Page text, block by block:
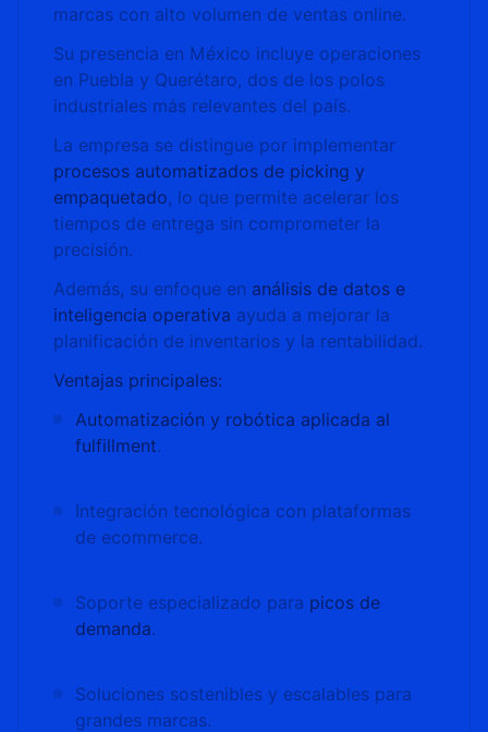
marcas con alto volumen de ventas online.
Su presencia en México incluye operaciones
en Puebla y Querétaro, dos de los polos
industriales más relevantes del país.
La empresa se distingue por implementar
procesos automatizados de picking y
empaquetado, lo que permite acelerar los
tiempos de entrega sin comprometer la
precisión.
Además, su enfoque en análisis de datos e
inteligencia operativa ayuda a mejorar la
planificación de inventarios y la rentabilidad.
Ventajas principales:
Automatización y robótica aplicada al
fulfillment.
Integración tecnológica con plataformas
de ecommerce.
Soporte especializado para picos de
demanda.
Soluciones sostenibles y escalables para
grandes marcas.